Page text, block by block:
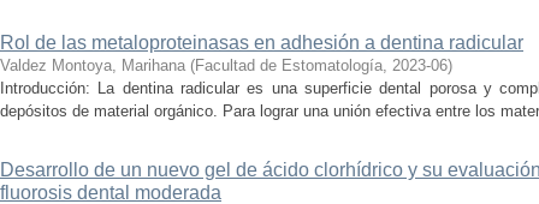
Rol de las metaloproteinasas en adhesión a dentina radicular
Valdez Montoya, Marihana (Facultad de Estomatología, 2023-06)
Introducción: La dentina radicular es una superficie dental porosa y
depósitos de material orgánico. Para lograr una unión efectiva entre los
Desarrollo de un nuevo gel de ácido clorhídrico y su
fluorosis dental moderada